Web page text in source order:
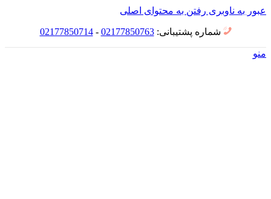
عبور به ناوبری رفتن به محتوای اصلی
شماره پشتیبانی:02177850763
-
02177850714
منو